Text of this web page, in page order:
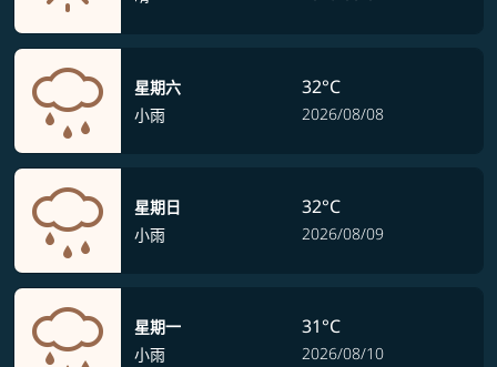
星期六
小雨
32°C
2026/08/08
星期日
小雨
32°C
2026/08/09
星期一
小雨
31°C
2026/08/10